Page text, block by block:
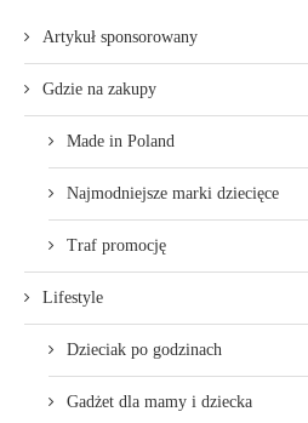
Artykuł sponsorowany
Gdzie na zakupy
Made in Poland
Najmodniejsze marki dziecięce
Traf promocję
Lifestyle
Dzieciak po godzinach
Gadżet dla mamy i dziecka